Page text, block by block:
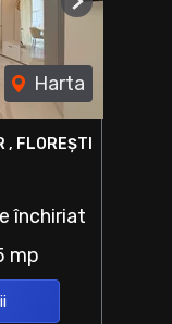
Harta
Next
, FLOREȘTI
închiriat
mp